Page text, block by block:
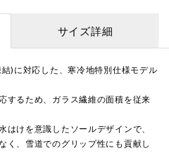
サイズ詳細
)に対応した、寒冷地特別仕様モデル
するため、ガラス繊維の面積を従来
はけを意識したソールデザインで、
く、雪道でのグリップ性にも貢献し